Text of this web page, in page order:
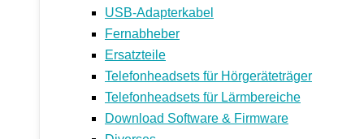
USB-Adapterkabel
Fernabheber
Ersatzteile
Telefonheadsets für Hörgeräteträger
Telefonheadsets für Lärmbereiche
Download Software & Firmware